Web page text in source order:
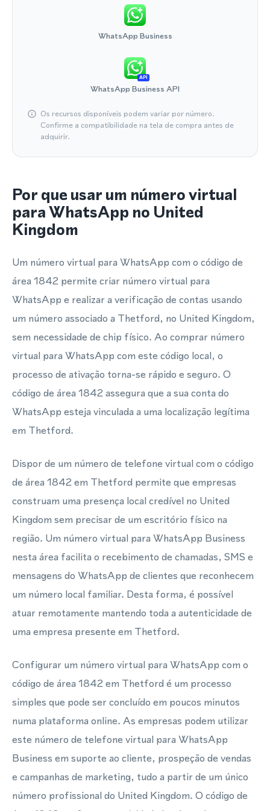
WhatsApp Business
API
WhatsApp Business API
Os recursos disponíveis podem variar por número.
Confirme a compatibilidade na tela de compra antes de
adquirir.
Por que usar um número virtual
para WhatsApp no United
Kingdom
Um número virtual para WhatsApp com o código de
área 1842 permite criar número virtual para
WhatsApp e realizar a verificação de contas usando
um número associado a Thetford, no United Kingdom,
sem necessidade de chip físico. Ao comprar número
virtual para WhatsApp com este código local, o
processo de ativação torna-se rápido e seguro. O
código de área 1842 assegura que a sua conta do
WhatsApp esteja vinculada a uma localização legítima
em Thetford.
Dispor de um número de telefone virtual com o código
de área 1842 em Thetford permite que empresas
construam uma presença local credível no United
Kingdom sem precisar de um escritório físico na
região. Um número virtual para WhatsApp Business
nesta área facilita o recebimento de chamadas, SMS e
mensagens do WhatsApp de clientes que reconhecem
um número local familiar. Desta forma, é possível
atuar remotamente mantendo toda a autenticidade de
uma empresa presente em Thetford.
Configurar um número virtual para WhatsApp com o
código de área 1842 em Thetford é um processo
simples que pode ser concluído em poucos minutos
numa plataforma online. As empresas podem utilizar
este número de telefone virtual para WhatsApp
Business em suporte ao cliente, prospeção de vendas
e campanhas de marketing, tudo a partir de um único
número profissional do United Kingdom. O código de